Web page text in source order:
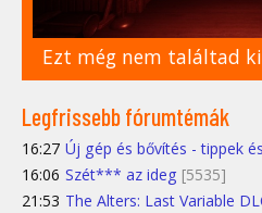
Ezt még nem találtad
Legfrissebb fórumtémák
16:27 Új gép és bővítés - tippek
16:06 Szét*** az ideg [5535]
21:53 The Alters: Last Variable